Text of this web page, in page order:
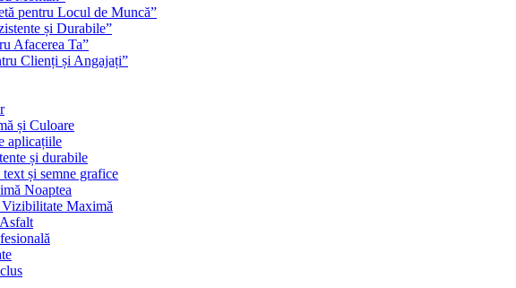
pentru Locul de Muncă”
și Durabile”
Afacerea Ta”
Clienți și Angajați”
și Culoare
aplicațiile
și durabile
și semne grafice
Noaptea
Vizibilitate Maximă